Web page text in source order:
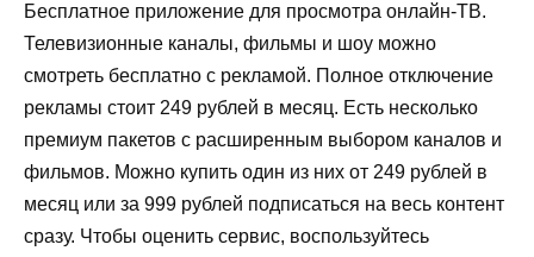
Бесплатное приложение для просмотра онлайн-ТВ.
Телевизионные каналы, фильмы и шоу можно
смотреть бесплатно с рекламой. Полное отключение
рекламы стоит 249 рублей в месяц. Есть несколько
премиум пакетов с расширенным выбором каналов и
фильмов. Можно купить один из них от 249 рублей в
месяц или за 999 рублей подписаться на весь контент
сразу. Чтобы оценить сервис, воспользуйтесь